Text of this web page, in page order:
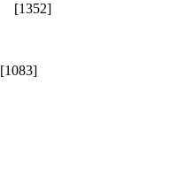
[1352]
[1083]